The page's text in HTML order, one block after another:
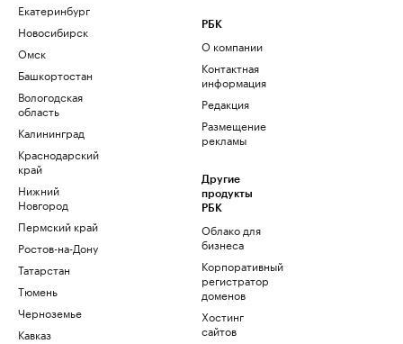
Екатеринбург
Новосибирск
Омск
Башкортостан
Вологодская
область
Калининград
Краснодарский
край
Нижний
Новгород
Пермский край
Ростов-на-Дону
Татарстан
Тюмень
Черноземье
Кавказ
РБК
О компании
Контактная
информация
Редакция
Размещение
рекламы
Другие
продукты
РБК
Облако для
бизнеса
Корпоративный
регистратор
доменов
Хостинг
сайтов